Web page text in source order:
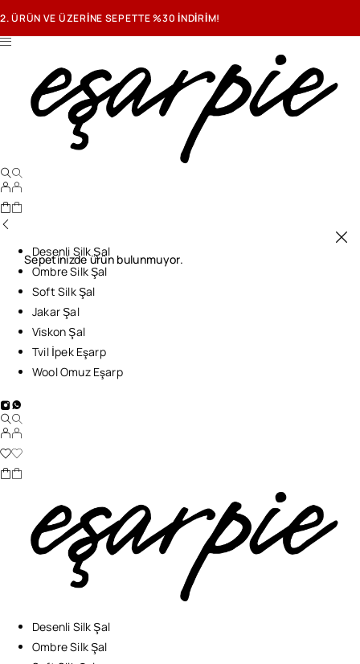
2. ÜRÜN VE ÜZERİNE SEPETTE %30 İNDİRİM!
Sepetinizde ürün bulunmuyor.
Desenli Silk Şal
Ombre Silk Şal
Soft Silk Şal
Jakar Şal
Viskon Şal
Tvil İpek Eşarp
Wool Omuz Eşarp
Desenli Silk Şal
Ombre Silk Şal